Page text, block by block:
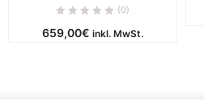
(0)
659,00€ inkl. MwSt.